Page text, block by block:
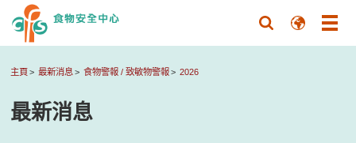
主頁 最新消息 食物警報 / 致敏物警報 2026
最新消息